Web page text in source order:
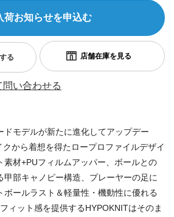
る
荷お知らせを申込む
い合わせる
ドモデルが新たに進化してアップデー
クから着想を得たロープロファイルデザイ
素材+PUフィルムアッパー、ボールとの
甲部キャノピー構造、プレーヤーの足に
ボールラスト＆軽量性・機動性に優れる
ィット感を提供するHYPOKNITはそのま